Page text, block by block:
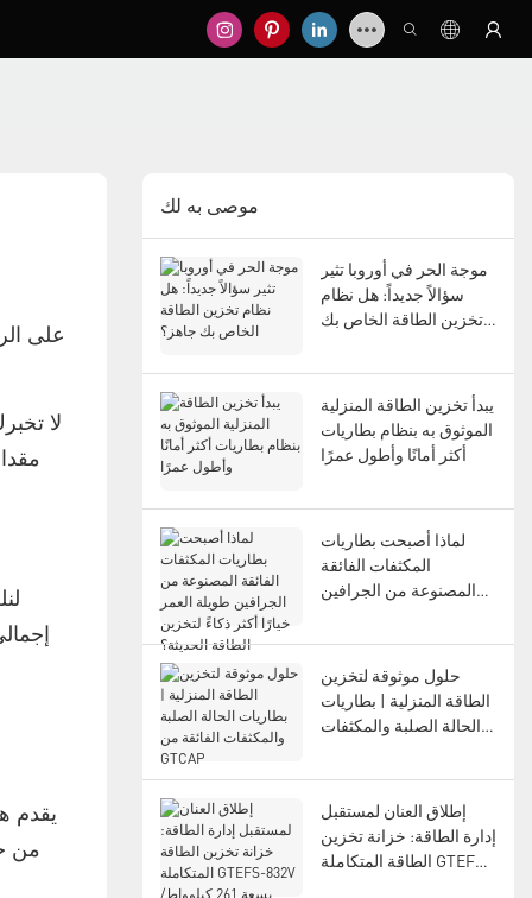
على
لا
يقدم
من
موصى به لك
موجة الحر في أوروبا تثير
سؤالاً جديداً: هل نظام
تخزين الطاقة الخاص بك
يبدأ تخزين الطاقة المنزلية
الموثوق به بنظام بطاريات
أكثر أمانًا وأطول عمرًا
لماذا أصبحت بطاريات
المكثفات الفائقة
المصنوعة من الجرافين
ذكاءً لتخزين الطاقة
الحديثة؟
حلول موثوقة لتخزين
الطاقة المنزلية | بطاريات
الحالة الصلبة والمكثفات
إطلاق العنان لمستقبل
إدارة الطاقة: خزانة تخزين
الطاقة المتكاملة GTEFS-